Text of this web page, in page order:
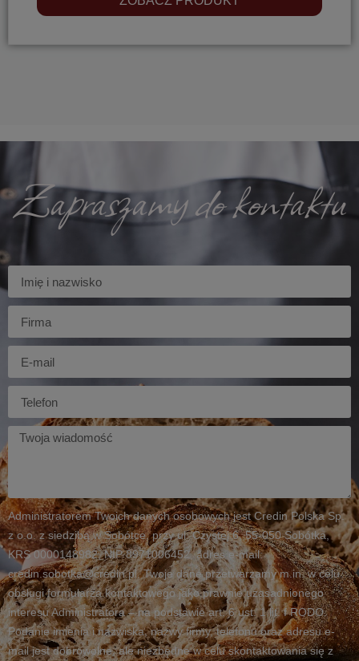
Zapraszamy do kontaktu
Twoja
wiadomość
Administratorem Twoich danych osobowych jest Credin Polska Sp.
z o.o. z siedzibą w Sobótce, przy ul. Czystej 6, 55-050 Sobótka,
KRS 0000148982, NIP 8971006452, adres e-mail:
credin.sobotka@credin.pl. Twoje dane przetwarzamy m.in. w celu
obsługi formularza kontaktowego jako prawnie uzasadnionego
interesu Administratora – na podstawie art. 6 ust. 1 lit. f RODO.
Podanie imienia i nazwiska, nazwy firmy, telefonu oraz adresu e-
mail jest dobrowolne, ale niezbędne w celu skontaktowania się z